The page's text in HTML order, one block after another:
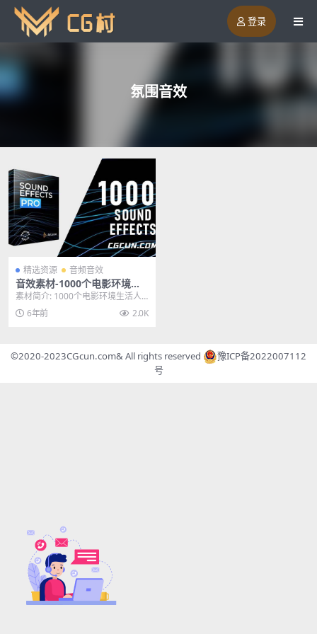
登录
氛围音效
精选资源 音频音效
音效素材-1000个电影环境生
活人物动态氛围音效包
素材简介: 1000个电影环境生活人
物动态氛围音效包,适用于任何视频
和音频编辑器...
6年前 2.0K
©2020-2023CGcun.com& All rights reserved
豫ICP备2022007112
号